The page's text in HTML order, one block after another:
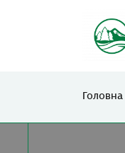
Головна